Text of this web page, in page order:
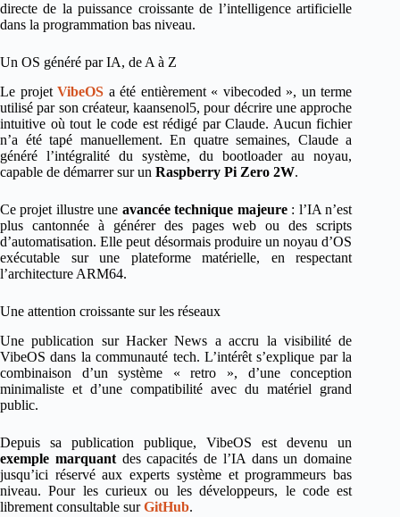
directe de la puissance croissante de l’intelligence artificielle
dans la programmation bas niveau.
Un OS généré par IA, de A à Z
Le projetVibeOS a été entièrement « vibecoded », un terme
utilisé par son créateur, kaansenol5, pour décrire une approche
intuitive où tout le code est rédigé par Claude. Aucun fichier
n’a été tapé manuellement. En quatre semaines, Claude a
généré l’intégralité du système, du bootloader au noyau,
capable de démarrer sur un Raspberry Pi Zero 2W.
Ce projet illustre une avancée technique majeure: l’IA n’est
plus cantonnée à générer des pages web ou des scripts
d’automatisation. Elle peut désormais produire un noyau d’OS
exécutable sur une plateforme matérielle, en respectant
l’architecture ARM64.
Une attention croissante sur les réseaux
Une publication sur Hacker News a accru la visibilité de
VibeOS dans la communauté tech. L’intérêt s’explique par la
combinaison d’un système « retro », d’une conception
minimaliste et d’une compatibilité avec du matériel grand
public.
Depuis sa publication publique, VibeOS est devenu un
exemple marquantdes capacités de l’IA dans un domaine
jusqu’ici réservé aux experts système et programmeurs bas
niveau. Pour les curieux ou les développeurs, le code est
librement consultable surGitHub.